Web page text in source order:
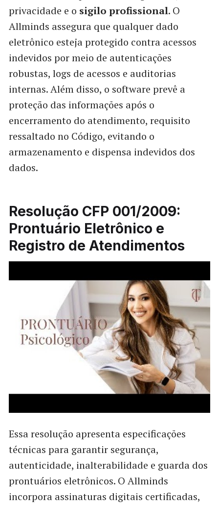
privacidade e o sigilo profissional. O
Allminds assegura que qualquer dado
eletrônico esteja protegido contra acessos
indevidos por meio de autenticações
robustas, logs de acessos e auditorias
internas. Além disso, o software prevê a
proteção das informações após o
encerramento do atendimento, requisito
ressaltado no Código, evitando o
armazenamento e dispensa indevidos dos
dados.
Resolução CFP 001/2009:
Prontuário Eletrônico e
Registro de Atendimentos
Essa resolução apresenta especificações
técnicas para garantir segurança,
autenticidade, inalterabilidade e guarda dos
prontuários eletrônicos. O Allminds
incorpora assinaturas digitais certificadas,